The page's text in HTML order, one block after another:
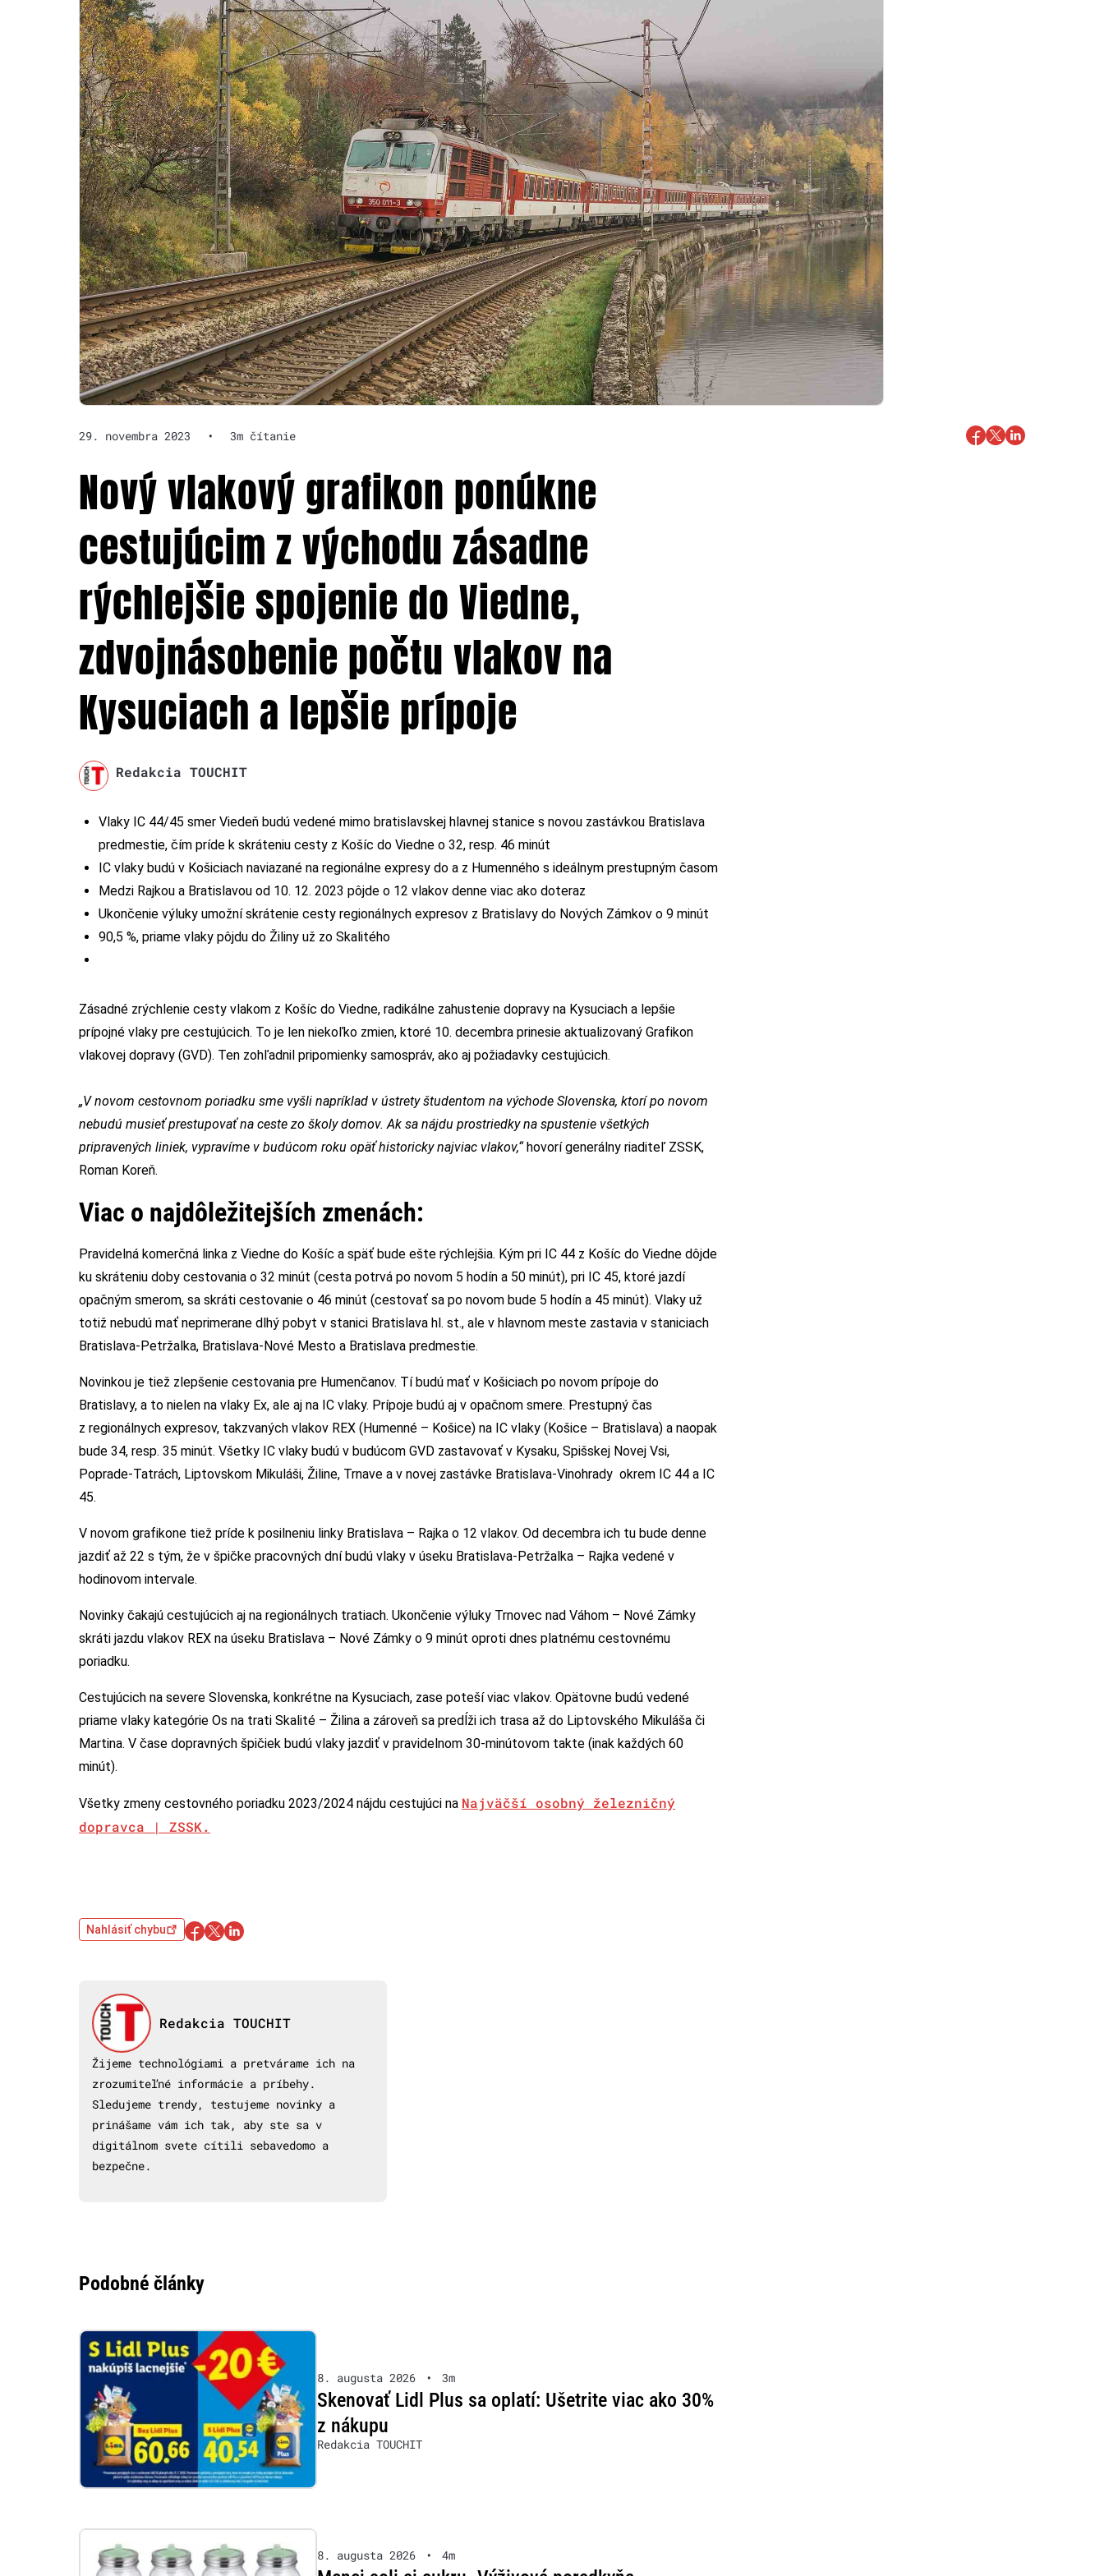
29. novembra 2023 • 3m čítanie
Nový vlakový grafikon ponúkne
cestujúcim z východu zásadne
rýchlejšie spojenie do Viedne,
zdvojnásobenie počtu vlakov na
Kysuciach a lepšie prípoje
Redakcia TOUCHIT
Vlaky IC 44/45 smer Viedeň budú vedené mimo bratislavskej hlavnej stanice s novou zastávkou Bratislava
predmestie, čím príde k skráteniu cesty z Košíc do Viedne o 32, resp. 46 minút
IC vlaky budú v Košiciach naviazané na regionálne expresy do a z Humenného s ideálnym prestupným časom
Medzi Rajkou a Bratislavou od 10. 12. 2023 pôjde o 12 vlakov denne viac ako doteraz
Ukončenie výluky umožní skrátenie cesty regionálnych expresov z Bratislavy do Nových Zámkov o 9 minút
90,5 %, priame vlaky pôjdu do Žiliny už zo Skalitého
Zásadné zrýchlenie cesty vlakom z Košíc do Viedne, radikálne zahustenie dopravy na Kysuciach a lepšie
prípojné vlaky pre cestujúcich. To je len niekoľko zmien, ktoré 10. decembra prinesie aktualizovaný Grafikon
vlakovej dopravy (GVD). Ten zohľadnil pripomienky samospráv, ako aj požiadavky cestujúcich.
„V novom cestovnom poriadku sme vyšli napríklad v ústrety študentom na východe Slovenska, ktorí po novom
nebudú musieť prestupovať na ceste zo školy domov. Ak sa nájdu prostriedky na spustenie všetkých
pripravených liniek, vypravíme v budúcom roku opäť historicky najviac vlakov,“hovorí generálny riaditeľ ZSSK,
Roman Koreň.
Viac o najdôležitejších zmenách:
Pravidelná komerčná linka z Viedne do Košíc a späť bude ešte rýchlejšia. Kým pri IC 44 z Košíc do Viedne dôjde
ku skráteniu doby cestovania o 32 minút (cesta potrvá po novom 5 hodín a 50 minút), pri IC 45, ktoré jazdí
opačným smerom, sa skráti cestovanie o 46 minút (cestovať sa po novom bude 5 hodín a 45 minút). Vlaky už
totiž nebudú mať neprimerane dlhý pobyt v stanici Bratislava hl. st., ale v hlavnom meste zastavia v staniciach
Bratislava-Petržalka, Bratislava-Nové Mesto a Bratislava predmestie.
Novinkou je tiež zlepšenie cestovania pre Humenčanov. Tí budú mať v Košiciach po novom prípoje do
Bratislavy, a to nielen na vlaky Ex, ale aj na IC vlaky. Prípoje budú aj v opačnom smere. Prestupný čas
z regionálnych expresov, takzvaných vlakov REX (Humenné – Košice) na IC vlaky (Košice – Bratislava) a naopak
bude 34, resp. 35 minút. Všetky IC vlaky budú v budúcom GVD zastavovať v Kysaku, Spišskej Novej Vsi,
Poprade-Tatrách, Liptovskom Mikuláši, Žiline, Trnave a v novej zastávke Bratislava-Vinohrady okrem IC 44 a IC
45.
V novom grafikone tiež príde k posilneniu linky Bratislava – Rajka o 12 vlakov. Od decembra ich tu bude denne
jazdiť až 22 s tým, že v špičke pracovných dní budú vlaky v úseku Bratislava-Petržalka – Rajka vedené v
hodinovom intervale.
Novinky čakajú cestujúcich aj na regionálnych tratiach. Ukončenie výluky Trnovec nad Váhom – Nové Zámky
skráti jazdu vlakov REX na úseku Bratislava – Nové Zámky o 9 minút oproti dnes platnému cestovnému
poriadku.
Cestujúcich na severe Slovenska, konkrétne na Kysuciach, zase poteší viac vlakov. Opätovne budú vedené
priame vlaky kategórie Os na trati Skalité – Žilina a zároveň sa predĺži ich trasa až do Liptovského Mikuláša či
Martina. V čase dopravných špičiek budú vlaky jazdiť v pravidelnom 30-minútovom takte (inak každých 60
minút).
Všetky zmeny cestovného poriadku 2023/2024 nájdu cestujúci na Najväčší osobný železničný
dopravca | ZSSK.
Nahlásiť chybu
Redakcia TOUCHIT
Žijeme technológiami a pretvárame ich na
zrozumiteľné informácie a príbehy.
Sledujeme trendy, testujeme novinky a
prinášame vám ich tak, aby ste sa v
digitálnom svete cítili sebavedomo a
bezpečne.
Podobné články
8. augusta 2026 • 3m
Skenovať Lidl Plus sa oplatí: Ušetrite viac ako 30%
z nákupu
Redakcia TOUCHIT
8. augusta 2026 • 4m